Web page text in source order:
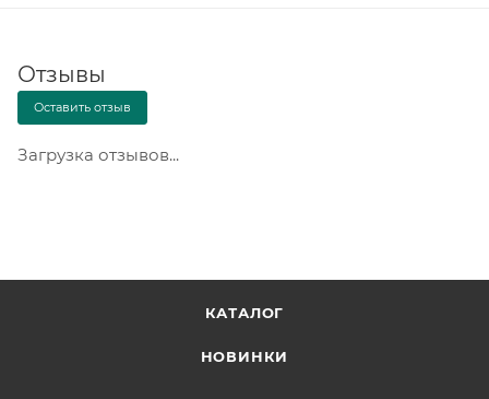
Отзывы
Оставить отзыв
Загрузка отзывов...
КАТАЛОГ
НОВИНКИ